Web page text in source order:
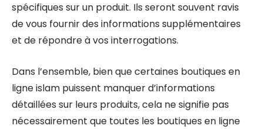
spécifiques sur un produit. Ils seront souvent ravis
de vous fournir des informations supplémentaires
et de répondre à vos interrogations.
Dans l’ensemble, bien que certaines boutiques en
ligne islam puissent manquer d’informations
détaillées sur leurs produits, cela ne signifie pas
nécessairement que toutes les boutiques en ligne